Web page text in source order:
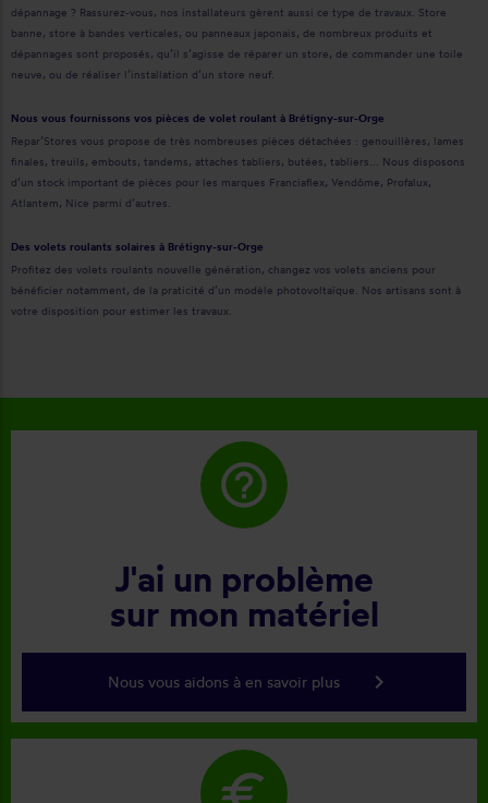
dépannage ? Rassurez-vous, nos installateurs gèrent aussi ce type de travaux. Store
banne, store à bandes verticales, ou panneaux japonais, de nombreux produits et
dépannages sont proposés, qu’il s’agisse de réparer un store, de commander une toile
neuve, ou de réaliser l’installation d’un store neuf.
Nous vous fournissons vos pièces de volet roulant à Brétigny-sur-Orge
Repar’Stores vous propose de très nombreuses pièces détachées : genouillères, lames
finales, treuils, embouts, tandems, attaches tabliers, butées, tabliers... Nous disposons
d’un stock important de pièces pour les marques Franciaflex, Vendôme, Profalux,
Atlantem, Nice parmi d’autres.
Des volets roulants solaires à Brétigny-sur-Orge
Profitez des volets roulants nouvelle génération, changez vos volets anciens pour
bénéficier notamment, de la praticité d’un modèle photovoltaïque. Nos artisans sont à
votre disposition pour estimer les travaux.
help_outline
J'ai un problème
sur mon matériel
Nous vous aidons à en savoir plus keyboard_arrow_right